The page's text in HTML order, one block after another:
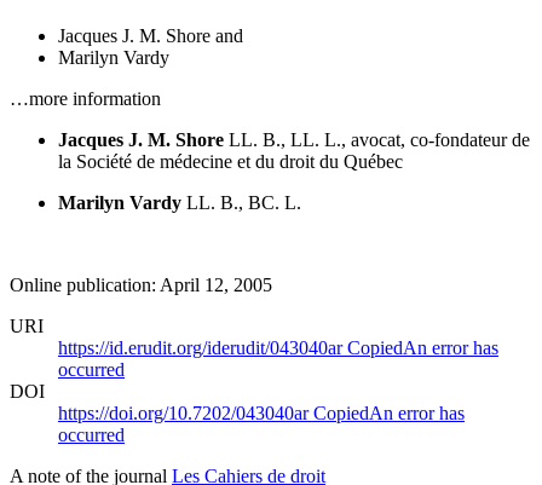
Jacques J. M. Shore and
Marilyn Vardy
…more information
Jacques J. M. Shore LL. B., LL. L., avocat, co-fondateur de
la Société de médecine et du droit du Québec
Marilyn Vardy LL. B., BC. L.
Online publication: April 12, 2005
URI
https://id.erudit.org/iderudit/043040arCopiedAn error has
occurred
DOI
https://doi.org/10.7202/043040arCopiedAn error has
occurred
A note of the journal Les Cahiers de droit